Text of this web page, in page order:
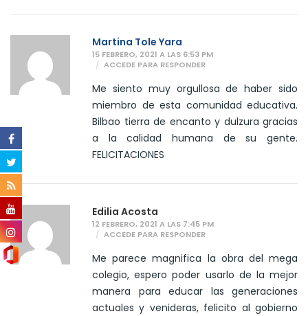
Martina Tole Yara
15 FEBRERO, 2021 A LAS 6:53 PM
ACCEDE PARA RESPONDER
Me siento muy orgullosa de haber sido
miembro de esta comunidad educativa.
Bilbao tierra de encanto y dulzura gracias
a la calidad humana de su gente.
FELICITACIONES
Edilia Acosta
12 FEBRERO, 2021 A LAS 7:45 PM
ACCEDE PARA RESPONDER
Me parece magnifica la obra del mega
colegio, espero poder usarlo de la mejor
manera para educar las generaciones
actuales y venideras, felicito al gobierno